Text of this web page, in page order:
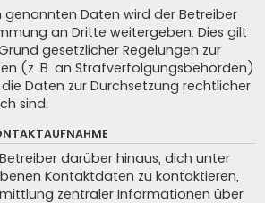
genannten Daten wird der Betreiber
an Dritte weitergeben. Dies gilt
gesetzlicher Regelungen zur
(z. B. an Strafverfolgungsbehörden)
Daten zur Durchsetzung rechtlicher
sind.
darüber hinaus, dich unter
Kontaktdaten zu kontaktieren,
zentraler Informationen über